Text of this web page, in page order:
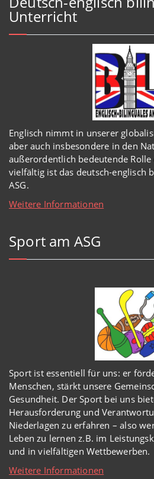
Unterricht
Englisch nimmt in unserer
aber auch insbesondere in den
außerordentlich bedeutende Rolle
vielfältig ist das deutsch-englisch
ASG.
Weitere Informationen
Sport am ASG
Sport ist essentiell für uns: er
Menschen, stärkt unsere
Gesundheit. Der Sport bei uns
Herausforderung und
Niederlagen zu erfahren – also
Leben zu lernen z.B. im
und in vielfältigen Wettbewerben.
Weitere Informationen